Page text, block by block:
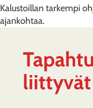
Kalustoillan tarkempi
ajankohtaa.